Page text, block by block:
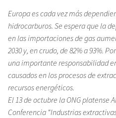
Europa es cada vez más
hidrocarburos. Se espera que la
en las importaciones de gas
2030 y, en crudo, de 82% a 93%.
una importante responsabilidad
causados en los procesos de
recursos energéticos.
El 13 de octubre la ONG platense
Conferencia “Industrias